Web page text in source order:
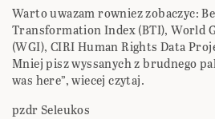
Warto uwazam rowniez zobaczyc:
Transformation Index (BTI), World
(WGI), CIRI Human Rights Data
Mniej pisz wyssanych z brudnego
was here”, wiecej czytaj.
pzdr Seleukos